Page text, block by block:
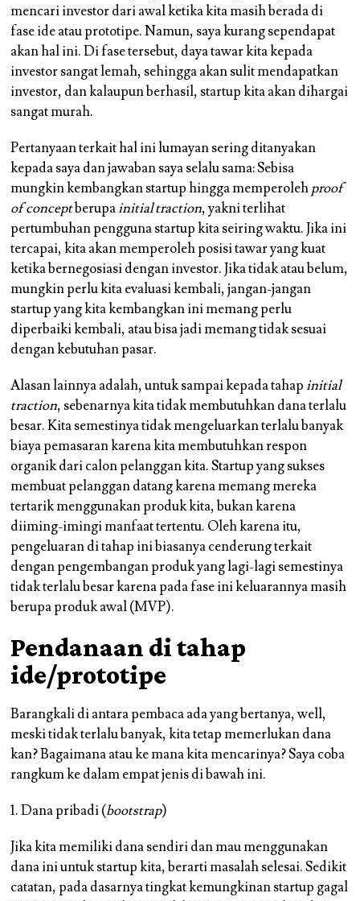
mencari investor dari awal ketika kita masih berada di
fase ide atau prototipe. Namun, saya kurang sependapat
akan hal ini. Di fase tersebut, daya tawar kita kepada
investor sangat lemah, sehingga akan sulit mendapatkan
investor, dan kalaupun berhasil, startup kita akan dihargai
sangat murah.
Pertanyaan terkait hal ini lumayan sering ditanyakan
kepada saya dan jawaban saya selalu sama: Sebisa
mungkin kembangkan startup hingga memperolehproof
of conceptberupainitial traction, yakni terlihat
pertumbuhan pengguna startup kita seiring waktu. Jika ini
tercapai, kita akan memperoleh posisi tawar yang kuat
ketika bernegosiasi dengan investor. Jika tidak atau belum,
mungkin perlu kita evaluasi kembali, jangan-jangan
startup yang kita kembangkan ini memang perlu
diperbaiki kembali, atau bisa jadi memang tidak sesuai
dengan kebutuhan pasar.
Alasan lainnya adalah, untuk sampai kepada tahapinitial
traction, sebenarnya kita tidak membutuhkan dana terlalu
besar. Kita semestinya tidak mengeluarkan terlalu banyak
biaya pemasaran karena kita membutuhkan respon
organik dari calon pelanggan kita. Startup yang sukses
membuat pelanggan datang karena memang mereka
tertarik menggunakan produk kita, bukan karena
diiming-imingi manfaat tertentu. Oleh karena itu,
pengeluaran di tahap ini biasanya cenderung terkait
dengan pengembangan produk yang lagi-lagi semestinya
tidak terlalu besar karena pada fase ini keluarannya masih
berupa produk awal (MVP).
Pendanaan di tahap
ide/prototipe
Barangkali di antara pembaca ada yang bertanya, well,
meski tidak terlalu banyak, kita tetap memerlukan dana
kan? Bagaimana atau ke mana kita mencarinya? Saya coba
rangkum ke dalam empat jenis di bawah ini.
1. Dana pribadi (bootstrap)
Jika kita memiliki dana sendiri dan mau menggunakan
dana ini untuk startup kita, berarti masalah selesai. Sedikit
catatan, pada dasarnya tingkat kemungkinan startup gagal